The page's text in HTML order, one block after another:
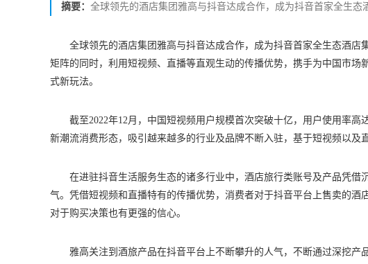
摘要： 全球领先的酒店集团雅高与抖音达成合作，成为抖音首家全生态
全球领先的酒店集团雅高与抖音达成合作，成为抖音首家全生态酒
矩阵的同时，利用短视频、直播等直观生动的传播优势，携手为中国市
式新玩法。
截至2022年12月，中国短视频用户规模首次突破十亿，用户使用率
新潮流消费形态，吸引越来越多的行业及品牌不断入驻，基于短视频以及
在进驻抖音生活服务生态的诸多行业中，酒店旅行类账号及产品凭
气。凭借短视频和直播特有的传播优势，消费者对于抖音平台上售卖的酒
对于购买决策也有更强的信心。
雅高关注到酒旅产品在抖音平台上不断攀升的人气，不断通过深挖